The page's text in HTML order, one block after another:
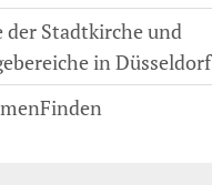
der Stadtkirche und
in Düsseldorf